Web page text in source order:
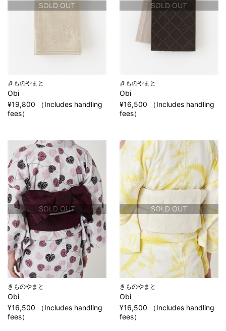
SOLD OUT
きものやまと
Obi
¥19,800 （Includes handling
fees）
SOLD OUT
きものやまと
Obi
¥16,500 （Includes handling
fees）
SOLD OUT
きものやまと
Obi
¥16,500 （Includes handling
fees）
SOLD OUT
きものやまと
Obi
¥16,500 （Includes handling
fees）